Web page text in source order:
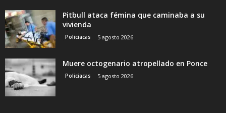
Pitbull ataca fémina que caminaba a su
vivienda
Policiacas 5 agosto 2026
Muere octogenario atropellado en Ponce
Policiacas 5 agosto 2026